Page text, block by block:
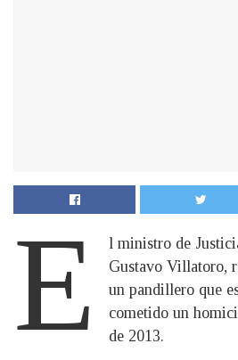
E
l ministro de
Gustavo Villatoro,
un pandillero que
cometido un
de 2013.